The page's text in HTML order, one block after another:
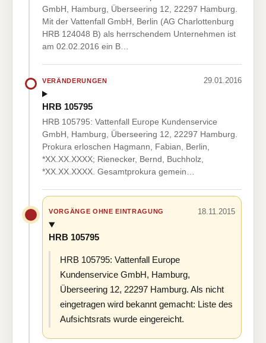
GmbH, Hamburg, Überseering 12, 22297 Hamburg.
Mit der Vattenfall GmbH, Berlin (AG Charlottenburg
HRB 124048 B) als herrschendem Unternehmen ist
am 02.02.2016 ein B…
VERÄNDERUNGEN 29.01.2016
HRB 105795
HRB 105795: Vattenfall Europe Kundenservice
GmbH, Hamburg, Überseering 12, 22297 Hamburg.
Prokura erloschen Hagmann, Fabian, Berlin,
*XX.XX.XXXX; Rienecker, Bernd, Buchholz,
*XX.XX.XXXX. Gesamtprokura gemein…
VORGÄNGE OHNE EINTRAGUNG 18.11.2015
HRB 105795
HRB 105795: Vattenfall Europe
Kundenservice GmbH, Hamburg,
Überseering 12, 22297 Hamburg. Als nicht
eingetragen wird bekannt gemacht: Liste des
Aufsichtsrats wurde eingereicht.